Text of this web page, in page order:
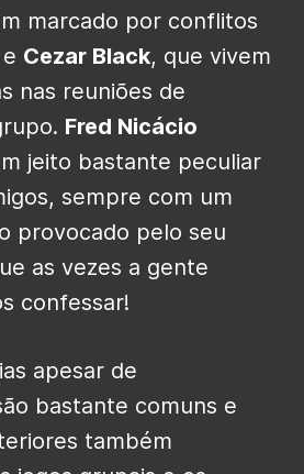
marcado por conflitos
e Cezar Black, que vivem
nas reuniões de
Fred Nicácio
jeito bastante peculiar
sempre com um
provocado pelo seu
as vezes a gente
confessar!
apesar de
bastante comuns e
também